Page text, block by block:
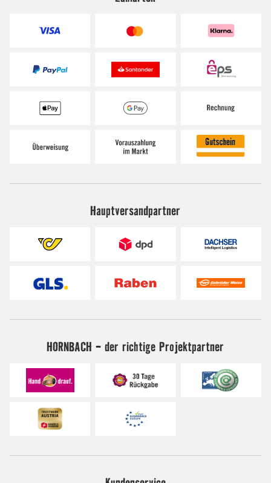
Hauptversandpartner
HORNBACH - der richtige Projektpartner